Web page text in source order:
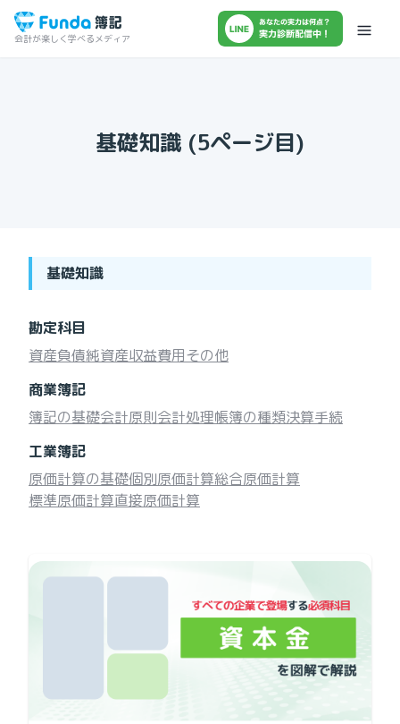
会計が楽しく学べるメディア
基礎知識 (5ページ目)
基礎知識
勘定科目
資産負債純資産収益費用その他
商業簿記
簿記の基礎会計原則会計処理帳簿の種類決算手続
工業簿記
原価計算の基礎個別原価計算総合原価計算
標準原価計算直接原価計算